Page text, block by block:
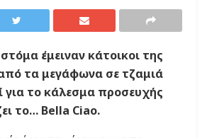
έμειναν κάτοικοι της
τα μεγάφωνα σε τζαμιά
για το κάλεσμα προσευχής
το… Bella Ciao.